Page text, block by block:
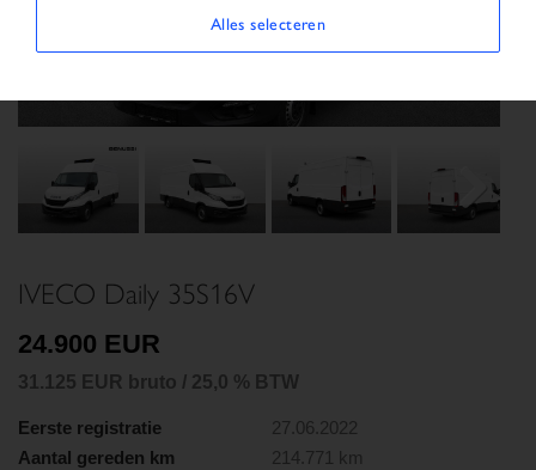
IVECO Daily 35S16V
24.900 EUR
31.125 EUR bruto / 25,0 % BTW
Eerste registratie
27.06.2022
Aantal gereden km
214.771 km
Alles selecteren